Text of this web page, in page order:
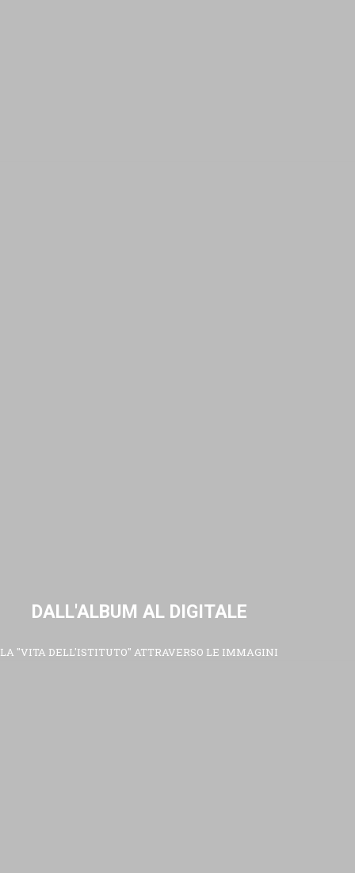
DALL'ALBUM AL DIGITALE
LA "VITA DELL'ISTITUTO" ATTRAVERSO LE IMMAGINI